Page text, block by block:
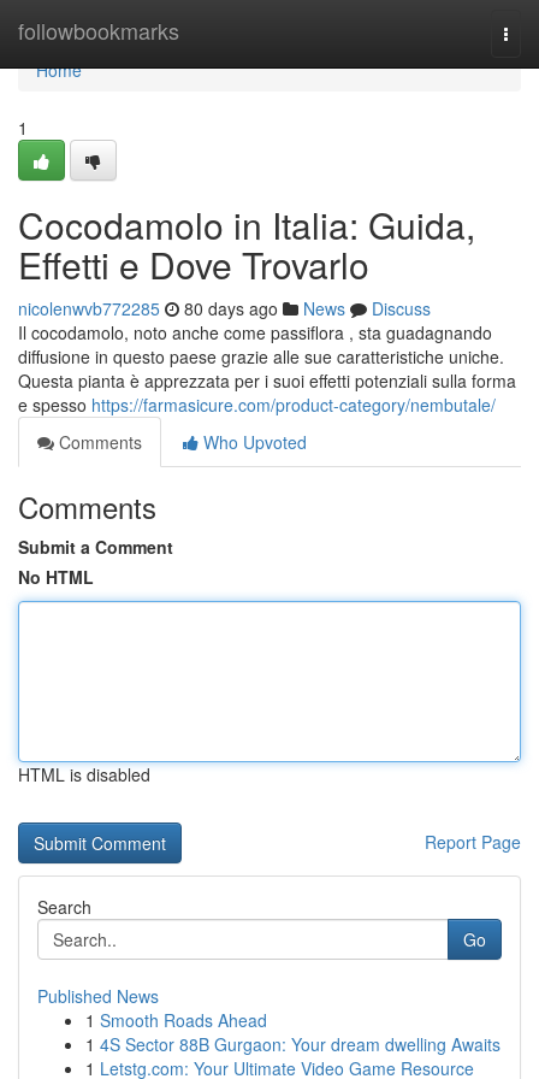
followbookmarks
Home
Home
1
Cocodamolo in Italia: Guida,
Effetti e Dove Trovarlo
nicolenwvb772285 80 days ago News
Discuss
Il cocodamolo, noto anche come passiflora , sta guadagnando
diffusione in questo paese grazie alle sue caratteristiche uniche.
Questa pianta è apprezzata per i suoi effetti potenziali sulla forma
e spesso https://farmasicure.com/product-category/nembutale/
Comments
Who Upvoted
Comments
Submit a Comment
No HTML
HTML is disabled
Report Page
Search
Go
Published News
1 Smooth Roads Ahead
1 4S Sector 88B Gurgaon: Your dream dwelling Awaits
1 Letstg.com: Your Ultimate Video Game Resource